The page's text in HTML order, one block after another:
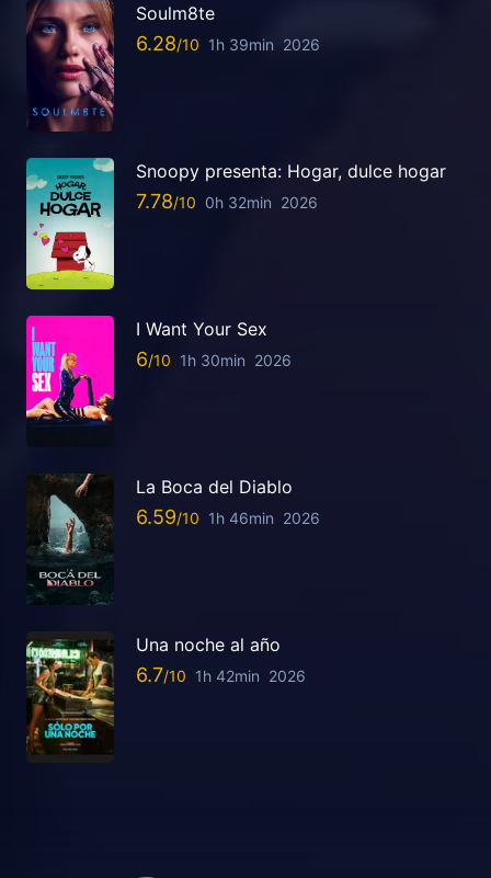
Soulm8te
6.28 1h 39min 2026
Snoopy presenta: Hogar, dulce hogar
7.78 0h 32min 2026
I Want Your Sex
6 1h 30min 2026
La Boca del Diablo
6.59 1h 46min 2026
Una noche al año
6.7 1h 42min 2026